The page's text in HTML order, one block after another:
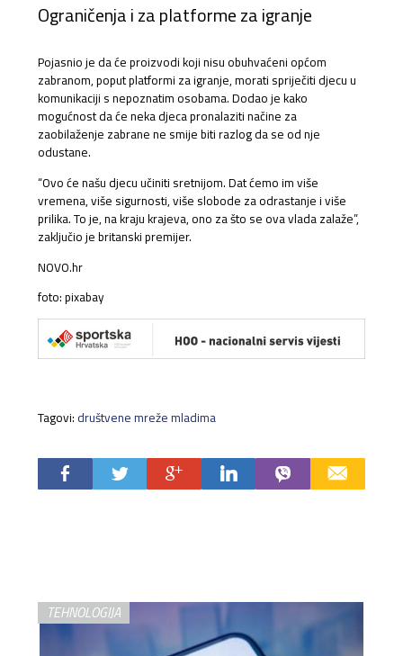
Ograničenja i za platforme za igranje
Pojasnio je da će proizvodi koji nisu obuhvaćeni općom
zabranom, poput platformi za igranje, morati spriječiti djecu u
komunikaciji s nepoznatim osobama. Dodao je kako
mogućnost da će neka djeca pronalaziti načine za
zaobilaženje zabrane ne smije biti razlog da se od nje
odustane.
“Ovo će našu djecu učiniti sretnijom. Dat ćemo im više
vremena, više sigurnosti, više slobode za odrastanje i više
prilika. To je, na kraju krajeva, ono za što se ova vlada zalaže”,
zaključio je britanski premijer.
NOVO.hr
foto: pixabay
Tagovi: društvene mreže mladima
TEHNOLOGIJA